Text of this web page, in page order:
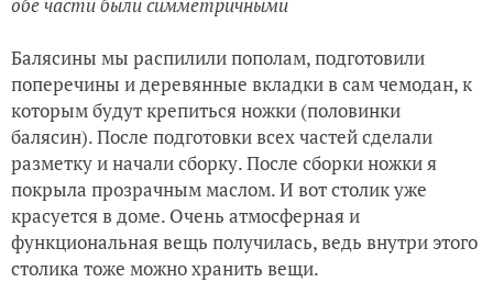
Балясины мы распилили пополам, подготовили
поперечины и деревянные вкладки в сам чемодан, к
которым будут крепиться ножки (половинки
балясин). После подготовки всех частей сделали
разметку и начали сборку. После сборки ножки я
покрыла прозрачным маслом. И вот столик уже
красуется в доме. Очень атмосферная и
функциональная вещь получилась, ведь внутри этого
столика тоже можно хранить вещи.